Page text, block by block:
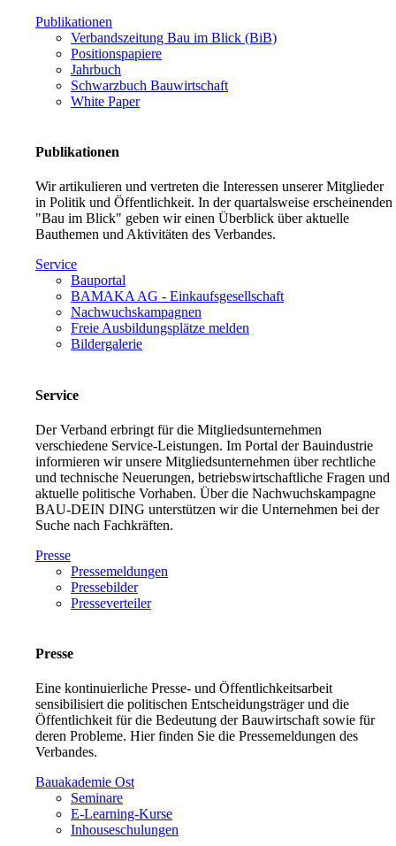
Publikationen
Verbandszeitung Bau im Blick (BiB)
Positionspapiere
Jahrbuch
Schwarzbuch Bauwirtschaft
White Paper
Publikationen
Wir artikulieren und vertreten die Interessen unserer Mitglieder
in Politik und Öffentlichkeit. In der quartalsweise erscheinenden
"Bau im Blick" geben wir einen Überblick über aktuelle
Bauthemen und Aktivitäten des Verbandes.
Service
Bauportal
BAMAKA AG - Einkaufsgesellschaft
Nachwuchskampagnen
Freie Ausbildungsplätze melden
Bildergalerie
Service
Der Verband erbringt für die Mitgliedsunternehmen
verschiedene Service-Leistungen. Im Portal der Bauindustrie
informieren wir unsere Mitgliedsunternehmen über rechtliche
und technische Neuerungen, betriebswirtschaftliche Fragen und
aktuelle politische Vorhaben. Über die Nachwuchskampagne
BAU-DEIN DING unterstützen wir die Unternehmen bei der
Suche nach Fachkräften.
Presse
Pressemeldungen
Pressebilder
Presseverteiler
Presse
Eine kontinuierliche Presse- und Öffentlichkeitsarbeit
sensibilisiert die politischen Entscheidungsträger und die
Öffentlichkeit für die Bedeutung der Bauwirtschaft sowie für
deren Probleme. Hier finden Sie die Pressemeldungen des
Verbandes.
Bauakademie Ost
Seminare
E-Learning-Kurse
Inhouseschulungen